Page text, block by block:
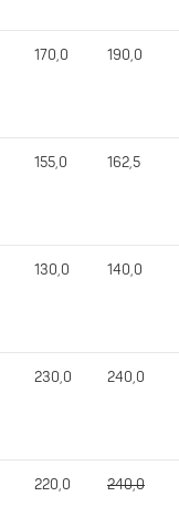
170,0 190,0
155,0 162,5
130,0 140,0
230,0 240,0
220,0 240,0